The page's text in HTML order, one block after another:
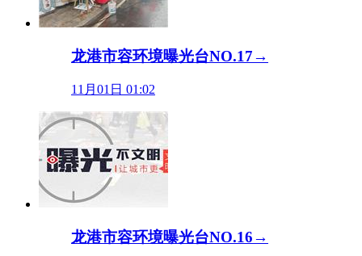
龙港市容环境曝光台NO.17→
11月01日 01:02
龙港市容环境曝光台NO.16→